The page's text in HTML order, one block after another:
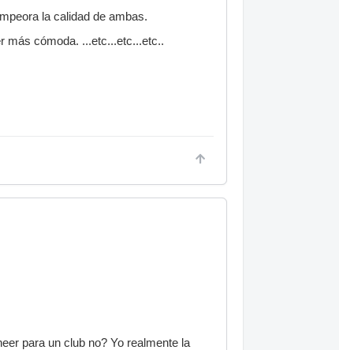
la calidad de ambas.
más cómoda. ...etc...etc...etc..
para un club no? Yo realmente la